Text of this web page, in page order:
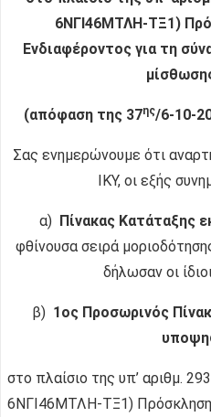
6ΝΓΙ46ΜΤΛΗ-ΤΞ1)
Ενδιαφέροντος για τη
(απόφαση της 37ης/6-10-
Σας ενημερώνουμε ότι
ΙΚΥ, οι εξής
α) Πίνακας Κατάταξης
φθίνουσα σειρά
δήλωσαν οι
β) 1ος Προσωρινός
στο πλαίσιο της υπ’ αριθμ.
6ΝΓΙ46ΜΤΛΗ-ΤΞ1)